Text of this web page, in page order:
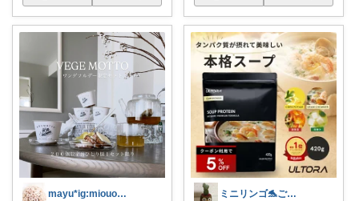
mayu*ig:miouor_home ミニリンゴ🐬ご縁に感謝🌻ありがとう